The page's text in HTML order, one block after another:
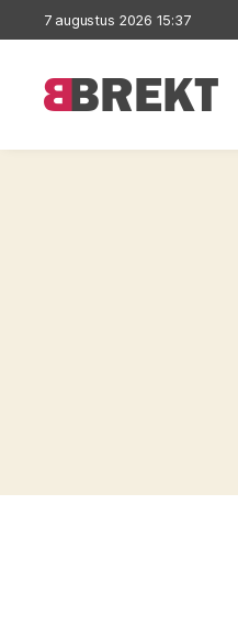
7 augustus 2026 15:37